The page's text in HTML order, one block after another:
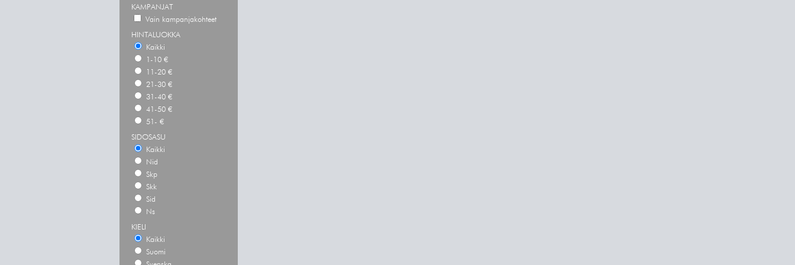
KAMPANJAT
Vain kampanjakohteet
HINTALUOKKA
Kaikki
1-10 €
11-20 €
21-30 €
31-40 €
41-50 €
51- €
SIDOSASU
Kaikki
Nid
Skp
Skk
Sid
Ns
KIELI
Kaikki
Suomi